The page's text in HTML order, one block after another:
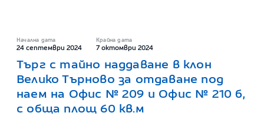
Начална дата
24 септември 2024
Крайна дата
7 октомври 2024
Търг с тайно наддаване в клон
Велико Търново за отдаване под
наем на Офис № 209 и Офис № 210 б,
с обща площ 60 кв.м